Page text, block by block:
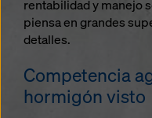
rentabilidad y manejo
piensa en grandes
detalles.
Competencia
hormigón visto